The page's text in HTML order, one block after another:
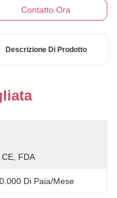
Contatto Ora
Descrizione Di Prodotto
CE, FDA
Di Paia/mese